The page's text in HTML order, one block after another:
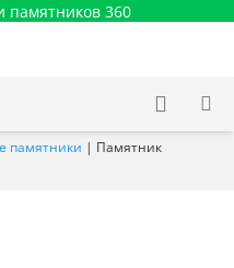
памятников 360
памятники | Памятник